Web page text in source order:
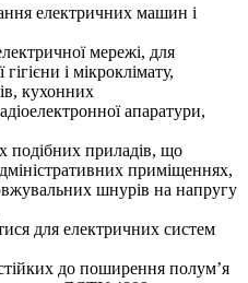
електричних машин і
мережі, для
і мікроклімату,
кухонних
апаратури,
подібних приладів, що
приміщеннях,
шнурів на напругу
для електричних систем
до поширення полум’я